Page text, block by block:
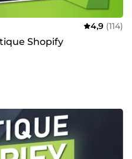
4,9 (114)
Shopify